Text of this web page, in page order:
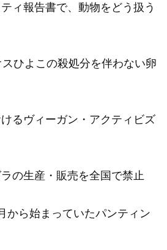
ィ報告書で、動物をどう扱う
ひよこの殺処分を伴わない卵
るヴィーガン・アクティビズ
の生産・販売を全国で禁止
ら始まっていたパンティン